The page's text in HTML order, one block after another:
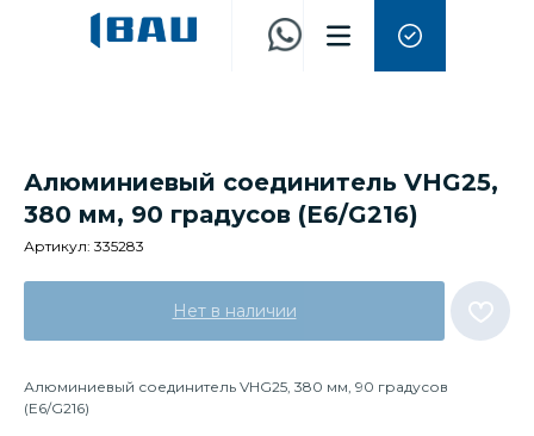
Алюминиевый соединитель VHG25,
380 мм, 90 градусов (E6/G216)
Артикул: 335283
Нет в наличии
Алюминиевый соединитель VHG25, 380 мм, 90 градусов
(E6/G216)